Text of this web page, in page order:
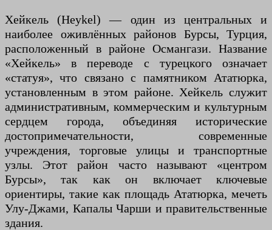
Хейкель (Heykel) — один из центральных и
наиболее оживлённых районов Бурсы, Турция,
расположенный в районе Османгази. Название
«Хейкель» в переводе с турецкого означает
«статуя», что связано с памятником Ататюрка,
установленным в этом районе. Хейкель служит
административным, коммерческим и культурным
сердцем города, объединяя исторические
достопримечательности, современные
учреждения, торговые улицы и транспортные
узлы. Этот район часто называют «центром
Бурсы», так как он включает ключевые
ориентиры, такие как площадь Ататюрка, мечеть
Улу-Джами, Капалы Чарши и правительственные
здания.